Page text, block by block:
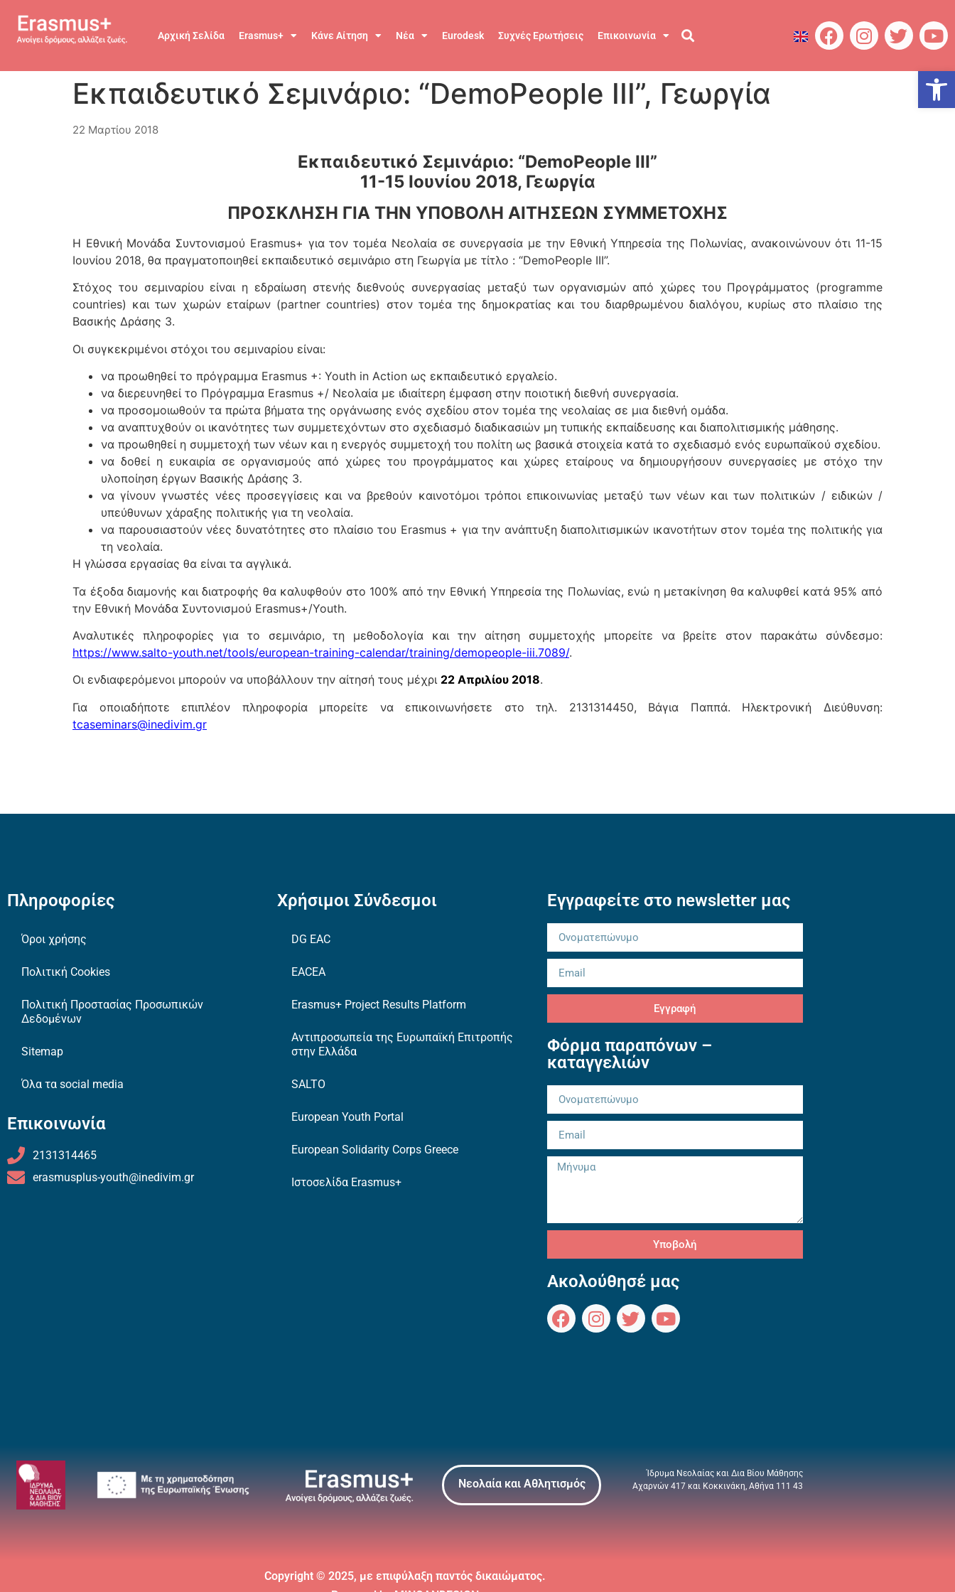
Αρχική Σελίδα Erasmus+ Κάνε Αίτηση Νέα Eurodesk Συχνές Ερωτήσεις Επικοινωνία
Εκπαιδευτικό Σεμινάριο: “DemoPeople III”, Γεωργία
22 Μαρτίου 2018
Εκπαιδευτικό Σεμινάριο: “DemoPeople III”
11-15 Ιουνίου 2018, Γεωργία
ΠΡΟΣΚΛΗΣΗ ΓΙΑ ΤΗΝ ΥΠΟΒΟΛΗ ΑΙΤΗΣΕΩΝ ΣΥΜΜΕΤΟΧΗΣ
Η Εθνική Μονάδα Συντονισμού Erasmus+ για τον τομέα Νεολαία σε συνεργασία με την Εθνική Υπηρεσία της Πολωνίας, ανακοινώνουν ότι 11-15
Ιουνίου 2018, θα πραγματοποιηθεί εκπαιδευτικό σεμινάριο στη Γεωργία με τίτλο : “DemoPeople III”.
Στόχος του σεμιναρίου είναι η εδραίωση στενής διεθνούς συνεργασίας μεταξύ των οργανισμών από χώρες του Προγράμματος (programme
countries) και των χωρών εταίρων (partner countries) στον τομέα της δημοκρατίας και του διαρθρωμένου διαλόγου, κυρίως στο πλαίσιο της
Βασικής Δράσης 3.
Οι συγκεκριμένοι στόχοι του σεμιναρίου είναι:
να προωθηθεί το πρόγραμμα Erasmus +: Youth in Action ως εκπαιδευτικό εργαλείο.
να διερευνηθεί το Πρόγραμμα Erasmus +/ Νεολαία με ιδιαίτερη έμφαση στην ποιοτική διεθνή συνεργασία.
να προσομοιωθούν τα πρώτα βήματα της οργάνωσης ενός σχεδίου στον τομέα της νεολαίας σε μια διεθνή ομάδα.
να αναπτυχθούν οι ικανότητες των συμμετεχόντων στο σχεδιασμό διαδικασιών μη τυπικής εκπαίδευσης και διαπολιτισμικής μάθησης.
να προωθηθεί η συμμετοχή των νέων και η ενεργός συμμετοχή του πολίτη ως βασικά στοιχεία κατά το σχεδιασμό ενός ευρωπαϊκού σχεδίου.
να δοθεί η ευκαιρία σε οργανισμούς από χώρες του προγράμματος και χώρες εταίρους να δημιουργήσουν συνεργασίες με στόχο την
υλοποίηση έργων Βασικής Δράσης 3.
να γίνουν γνωστές νέες προσεγγίσεις και να βρεθούν καινοτόμοι τρόποι επικοινωνίας μεταξύ των νέων και των πολιτικών / ειδικών /
υπεύθυνων χάραξης πολιτικής για τη νεολαία.
να παρουσιαστούν νέες δυνατότητες στο πλαίσιο του Erasmus + για την ανάπτυξη διαπολιτισμικών ικανοτήτων στον τομέα της πολιτικής για
τη νεολαία.
Η γλώσσα εργασίας θα είναι τα αγγλικά.
Τα έξοδα διαμονής και διατροφής θα καλυφθούν στο 100% από την Εθνική Υπηρεσία της Πολωνίας, ενώ η μετακίνηση θα καλυφθεί κατά 95% από
την Εθνική Μονάδα Συντονισμού Erasmus+/Youth.
Αναλυτικές πληροφορίες για το σεμινάριο, τη μεθοδολογία και την αίτηση συμμετοχής μπορείτε να βρείτε στον παρακάτω σύνδεσμο:
https://www.salto-youth.net/tools/european-training-calendar/training/demopeople-iii.7089/.
Οι ενδιαφερόμενοι μπορούν να υποβάλλουν την αίτησή τους μέχρι 22 Απριλίου 2018.
Για οποιαδήποτε επιπλέον πληροφορία μπορείτε να επικοινωνήσετε στο τηλ. 2131314450, Βάγια Παππά. Ηλεκτρονική Διεύθυνση:
tcaseminars@inedivim.gr
Πληροφορίες
Όροι χρήσης
Πολιτική Cookies
Πολιτική Προστασίας Προσωπικών
Δεδομένων
Sitemap
Όλα τα social media
Επικοινωνία
2131314465
erasmusplus-youth@inedivim.gr
Χρήσιμοι Σύνδεσμοι
DG EAC
EACEA
Erasmus+ Project Results Platform
Αντιπροσωπεία της Ευρωπαϊκή Επιτροπής
στην Ελλάδα
SALTO
European Youth Portal
European Solidarity Corps Greece
Ιστοσελίδα Erasmus+
Εγγραφείτε στο newsletter μας
Εγγραφή
Φόρμα παραπόνων –
καταγγελιών
Υποβολή
Ακολούθησέ μας
Νεολαία και Αθλητισμός
Ίδρυμα Νεολαίας και Δια Βίου Μάθησης
Αχαρνών 417 και Κοκκινάκη, Αθήνα 111 43
Copyright © 2025, με επιφύλαξη παντός δικαιώματος.